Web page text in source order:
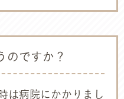
のですか？
は病院にかかりまし